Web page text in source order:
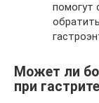
помогут
Может ли
при гастрите